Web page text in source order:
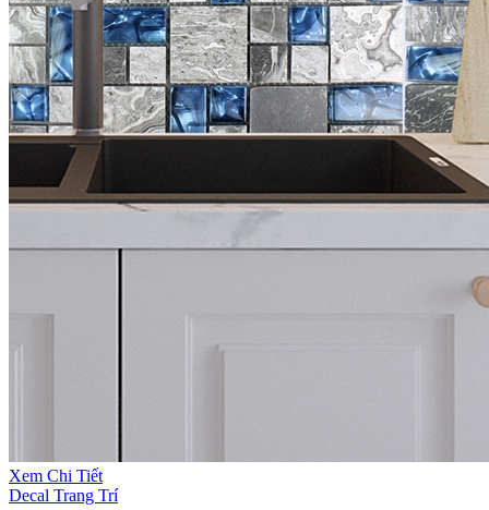
Xem Chi Tiết
Decal Trang Trí